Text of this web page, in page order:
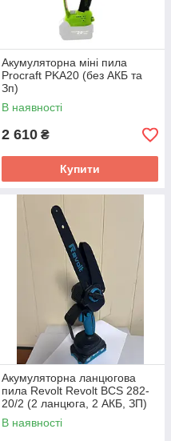
Акумуляторна міні пила
Procraft PKA20 (без АКБ та
Зп)
В наявності
2 610 ₴
Купити
Акумуляторна ланцюгова
пила Revolt Revolt BCS 282-
20/2 (2 ланцюга, 2 АКБ, ЗП)
В наявності